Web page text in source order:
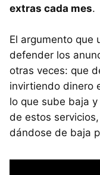
extras cada mes.
El argumento que
defender los
otras veces: que
invirtiendo dinero
lo que sube baja
de estos
dándose de baja